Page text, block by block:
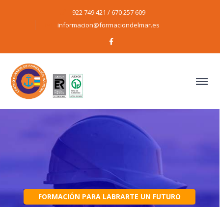
922 749 421 / 670 257 609
informacion@formaciondelmar.es
Facebook
Profile
FORMACIÓN PARA LABRARTE UN FUTURO